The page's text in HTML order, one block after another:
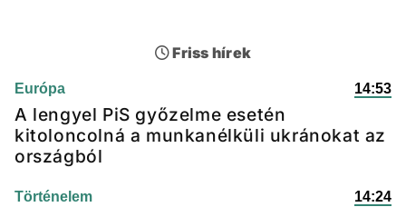
Friss hírek
Európa 14:53
A lengyel PiS győzelme esetén
kitoloncolná a munkanélküli ukránokat az
országból
Történelem 14:24